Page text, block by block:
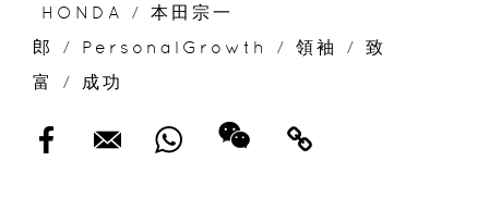
HONDA
/
本田宗一
郎
/ PersonalGrowth / 領袖 /
致
富
/ 成功